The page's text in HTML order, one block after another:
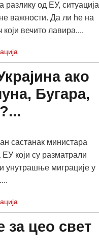
разлику од ЕУ, ситуација
важности. Да ли ће на
вечито лавира....
ако
Бугара,
састанак министара
који су разматрали
унутрашње миграције у
за цео свет